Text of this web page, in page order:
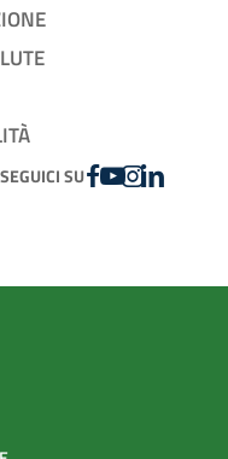
SEGUICI SUFACEBOOK
YOUTUBE
INSTAGRAM
LINKEDIN